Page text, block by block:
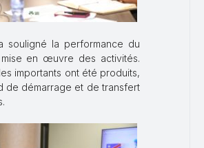
souligné la performance du
en œuvre des activités.
importants ont été produits,
de démarrage et de transfert